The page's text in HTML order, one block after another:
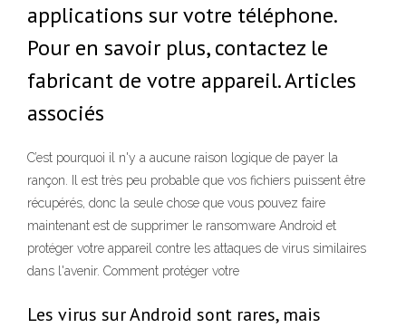
applications sur votre téléphone.
Pour en savoir plus, contactez le
fabricant de votre appareil. Articles
associés
C’est pourquoi il n'y a aucune raison logique de payer la
rançon. Il est très peu probable que vos fichiers puissent être
récupérés, donc la seule chose que vous pouvez faire
maintenant est de supprimer le ransomware Android et
protéger votre appareil contre les attaques de virus similaires
dans l'avenir. Comment protéger votre
Les virus sur Android sont rares, mais